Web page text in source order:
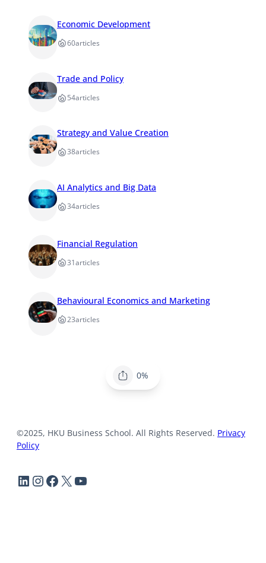
Economic Development
60articles
Trade and Policy
54articles
Strategy and Value Creation
38articles
AI Analytics and Big Data
34articles
Financial Regulation
31articles
Behavioural Economics and Marketing
23articles
0%
©2025, HKU Business School. All Rights Reserved. Privacy
Policy
LinkedIn
Instagram
Facebook
X YouTube